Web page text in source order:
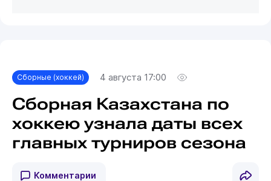
Сборные (хоккей) 4 августа 17:00
Сборная Казахстана по
хоккею узнала даты всех
главных турниров сезона
Комментарии